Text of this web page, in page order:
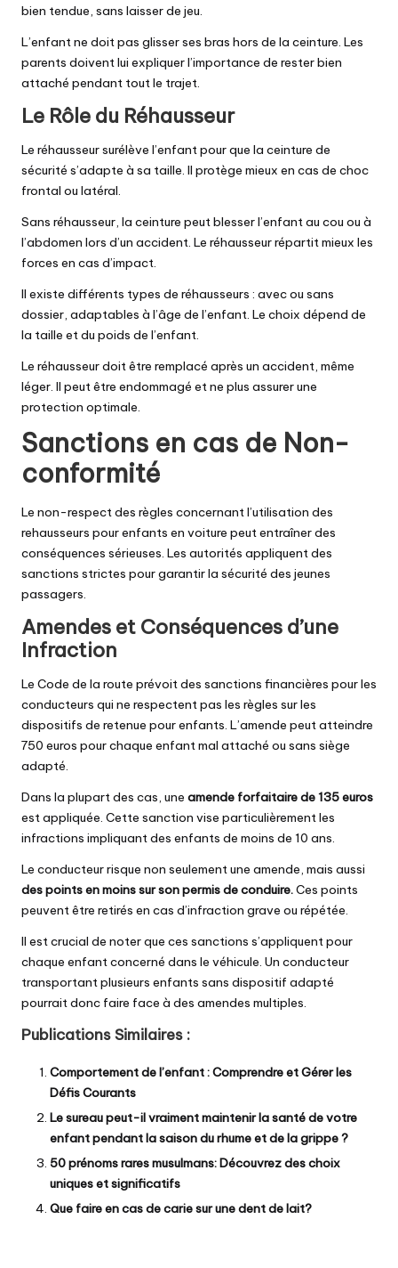
bien tendue, sans laisser de jeu.
L’enfant ne doit pas glisser ses bras hors de la ceinture. Les
parents doivent lui expliquer l’importance de rester bien
attaché pendant tout le trajet.
Le Rôle du Réhausseur
Le réhausseur surélève l’enfant pour que la ceinture de
sécurité s’adapte à sa taille. Il protège mieux en cas de choc
frontal ou latéral.
Sans réhausseur, la ceinture peut blesser l’enfant au cou ou à
l’abdomen lors d’un accident. Le réhausseur répartit mieux les
forces en cas d’impact.
Il existe différents types de réhausseurs : avec ou sans
dossier, adaptables à l’âge de l’enfant. Le choix dépend de
la taille et du poids de l’enfant.
Le réhausseur doit être remplacé après un accident, même
léger. Il peut être endommagé et ne plus assurer une
protection optimale.
Sanctions en cas de Non-
conformité
Le non-respect des règles concernant l’utilisation des
rehausseurs pour enfants en voiture peut entraîner des
conséquences sérieuses. Les autorités appliquent des
sanctions strictes pour garantir la sécurité des jeunes
passagers.
Amendes et Conséquences d’une
Infraction
Le Code de la route prévoit des sanctions financières pour les
conducteurs qui ne respectent pas les règles sur les
dispositifs de retenue pour enfants. L’amende peut atteindre
750 euros pour chaque enfant mal attaché ou sans siège
adapté.
Dans la plupart des cas, une amende forfaitaire de 135 euros
est appliquée. Cette sanction vise particulièrement les
infractions impliquant des enfants de moins de 10 ans.
Le conducteur risque non seulement une amende, mais aussi
des points en moins sur son permis de conduire.Ces points
peuvent être retirés en cas d’infraction grave ou répétée.
Il est crucial de noter que ces sanctions s’appliquent pour
chaque enfant concerné dans le véhicule. Un conducteur
transportant plusieurs enfants sans dispositif adapté
pourrait donc faire face à des amendes multiples.
Publications Similaires :
Comportement de l’enfant : Comprendre et Gérer les
Défis Courants
Le sureau peut-il vraiment maintenir la santé de votre
enfant pendant la saison du rhume et de la grippe ?
50 prénoms rares musulmans: Découvrez des choix
uniques et significatifs
Que faire en cas de carie sur une dent de lait?